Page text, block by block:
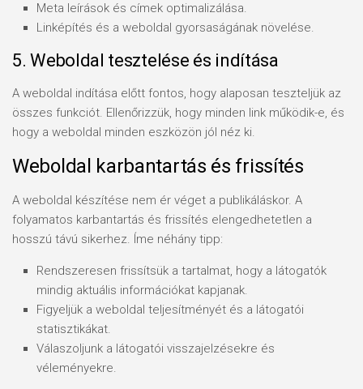
Meta leírások és címek optimalizálása.
Linképítés és a weboldal gyorsaságának növelése.
5. Weboldal tesztelése és indítása
A weboldal indítása előtt fontos, hogy alaposan teszteljük az
összes funkciót. Ellenőrizzük, hogy minden link működik-e, és
hogy a weboldal minden eszközön jól néz ki.
Weboldal karbantartás és frissítés
A weboldal készítése nem ér véget a publikáláskor. A
folyamatos karbantartás és frissítés elengedhetetlen a
hosszú távú sikerhez. Íme néhány tipp:
Rendszeresen frissítsük a tartalmat, hogy a látogatók
mindig aktuális információkat kapjanak.
Figyeljük a weboldal teljesítményét és a látogatói
statisztikákat.
Válaszoljunk a látogatói visszajelzésekre és
véleményekre.